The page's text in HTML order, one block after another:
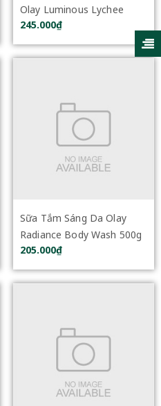
Olay Luminous Lychee
Body Wash 350g
245.000₫
Sữa Tắm Sáng Da Olay
Radiance Body Wash 500g
205.000₫